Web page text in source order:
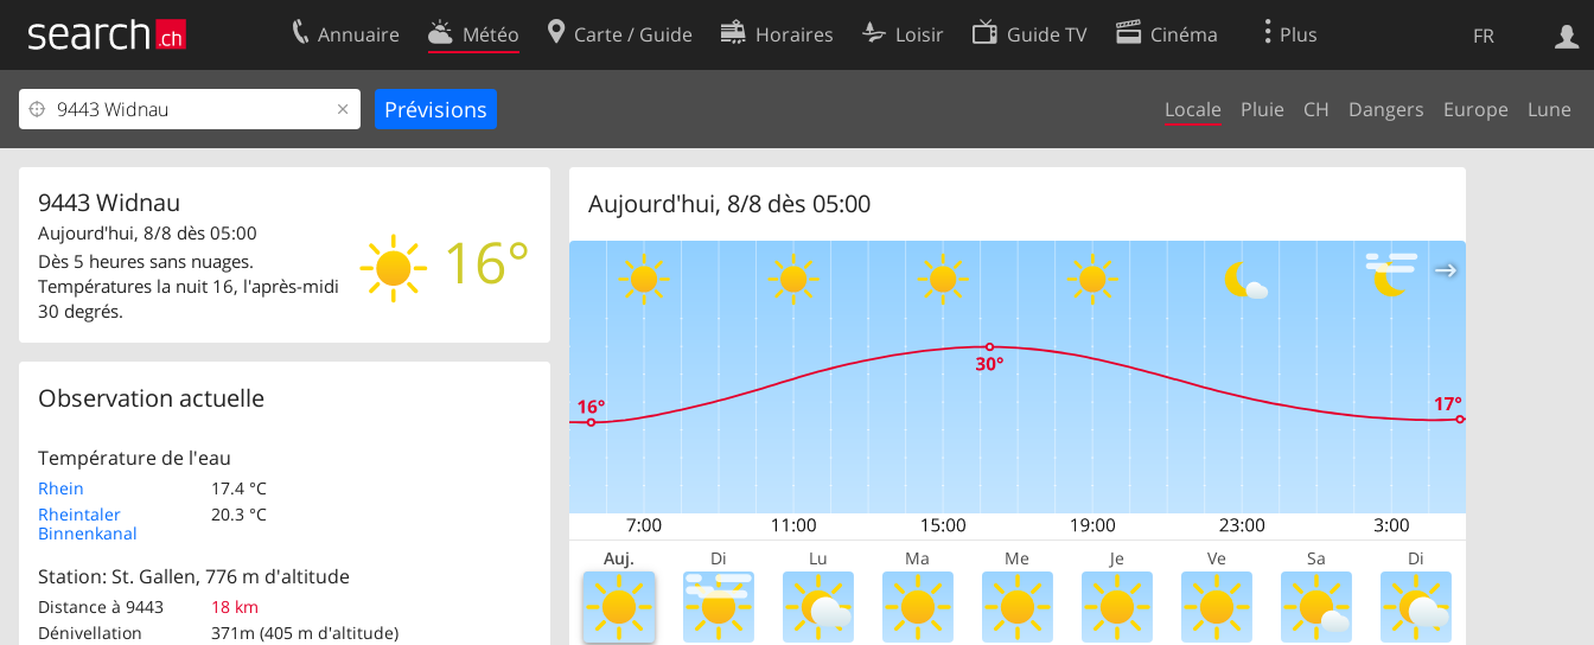
FR
Annuaire Météo Carte / Guide Horaires Loisir Guide TV Cinéma Plus
Locale Pluie CH Dangers Europe Lune
9443 Widnau
16°
Aujourd'hui, 8/8 dès 05:00
Dès 5 heures sans nuages.
Températures la nuit 16, l'après-midi
30 degrés.
Observation actuelle
Température de l'eau
Rhein
17.4 °C
Rheintaler
Binnenkanal
20.3 °C
Station: St. Gallen, 776 m d'altitude
Distance à 9443
18 km
Dénivellation
371m (405 m d'altitude)
Aujourd'hui, 8/8 dès 05:00
Auj. Di Lu Ma Me Je Ve Sa Di
Web
Votre inscription
Centre clients
Mentions Légales
Contact
Conditions d’utilisation
Préférences de cookies